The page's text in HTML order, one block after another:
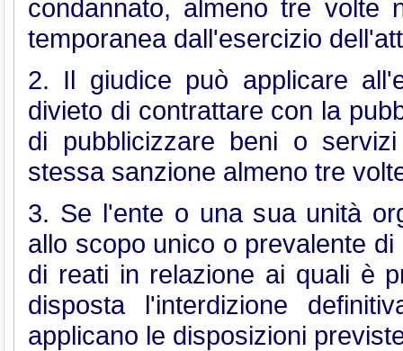
condannato, almeno tre volte
temporanea dall'esercizio
2. Il giudice può applicare
divieto di contrattare con la
di pubblicizzare beni o
stessa sanzione almeno tre
3. Se l'ente o una sua unità
allo scopo unico o prevalente
di reati in relazione ai quali è
disposta l'interdizione
applicano le disposizioni